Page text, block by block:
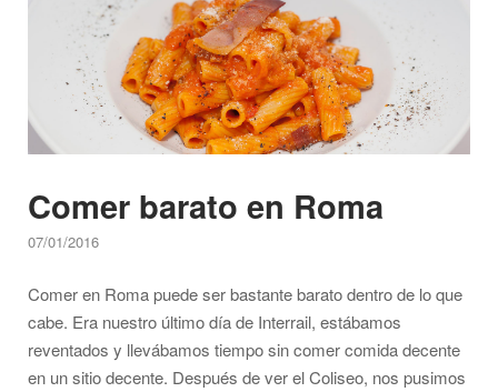
Comer barato en Roma
07/01/2016
Comer en Roma puede ser bastante barato dentro de lo que
cabe. Era nuestro último día de Interrail, estábamos
reventados y llevábamos tiempo sin comer comida decente
en un sitio decente. Después de ver el Coliseo, nos pusimos